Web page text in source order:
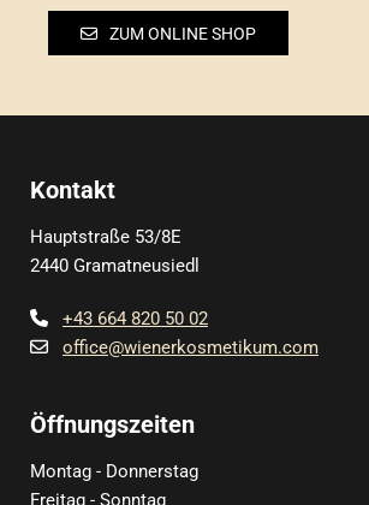
ZUM ONLINE SHOP
Kontakt
Hauptstraße 53/8E
2440 Gramatneusiedl
 +43 664 820 50 02
 office@wienerkosmetikum.com
Öffnungszeiten
Montag - Donnerstag
Freitag - Sonntag